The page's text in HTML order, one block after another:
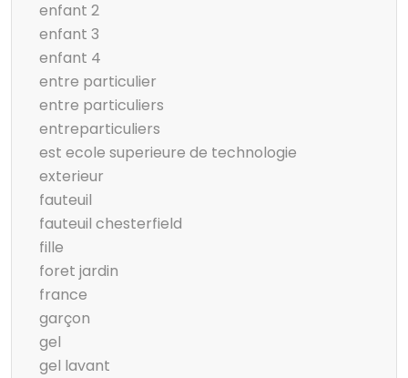
enfant 2
enfant 3
enfant 4
entre particulier
entre particuliers
entreparticuliers
est ecole superieure de technologie
exterieur
fauteuil
fauteuil chesterfield
fille
foret jardin
france
garçon
gel
gel lavant